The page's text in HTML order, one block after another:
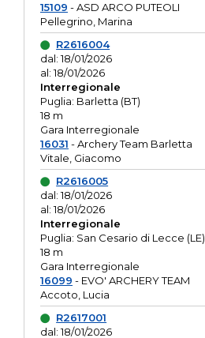
15109 - ASD ARCO PUTEOLI
Pellegrino, Marina
R2616004
dal: 18/01/2026
al: 18/01/2026
Interregionale
Puglia: Barletta (BT)
18 m
Gara Interregionale
16031 - Archery Team Barletta
Vitale, Giacomo
R2616005
dal: 18/01/2026
al: 18/01/2026
Interregionale
Puglia: San Cesario di Lecce (LE)
18 m
Gara Interregionale
16099 - EVO' ARCHERY TEAM
Accoto, Lucia
R2617001
dal: 18/01/2026